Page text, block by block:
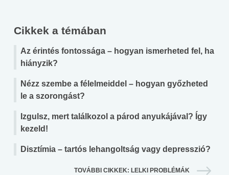
Cikkek a témában
Az érintés fontossága – hogyan ismerheted fel, ha
hiányzik?
Nézz szembe a félelmeiddel – hogyan győzheted
le a szorongást?
Izgulsz, mert találkozol a párod anyukájával? Így
kezeld!
Disztímia – tartós lehangoltság vagy depresszió?
TOVÁBBI CIKKEK: LELKI PROBLÉMÁK